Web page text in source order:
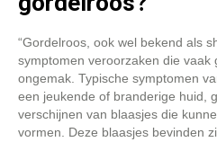
“Gordelroos, ook wel bekend als
symptomen veroorzaken die vaak
ongemak. Typische symptomen
een jeukende of branderige huid,
verschijnen van blaasjes die
vormen. Deze blaasjes bevinden